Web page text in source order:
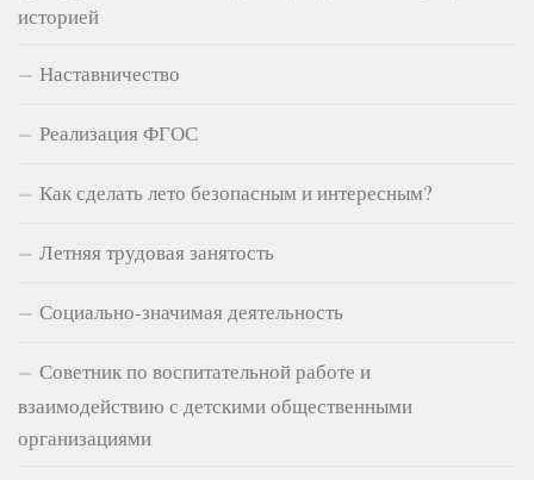
историей
Наставничество
Реализация ФГОС
Как сделать лето безопасным и интересным?
Летняя трудовая занятость
Социально-значимая деятельность
Советник по воспитательной работе и
взаимодействию с детскими общественными
организациями